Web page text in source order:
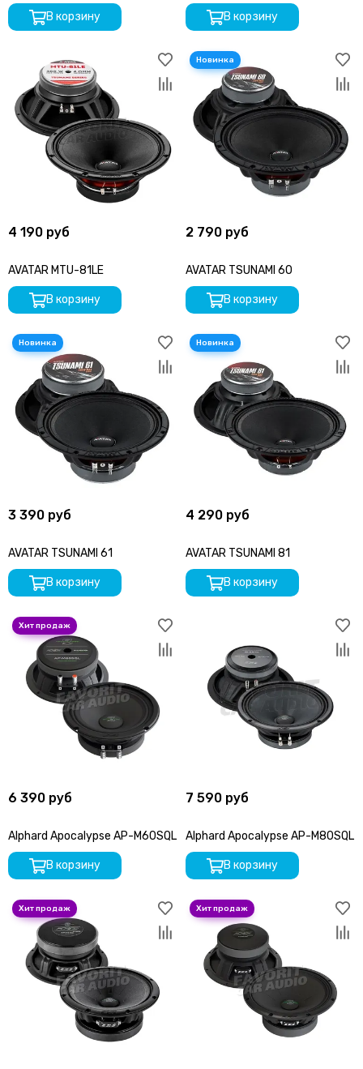
В корзину В корзину
4 190 руб
AVATAR MTU-81LE
В корзину
2 790 руб
AVATAR TSUNAMI 60
В корзину
3 390 руб
AVATAR TSUNAMI 61
В корзину
4 290 руб
AVATAR TSUNAMI 81
В корзину
6 390 руб
Alphard Apocalypse AP-M60SQL
В корзину
7 590 руб
Alphard Apocalypse AP-M80SQL
В корзину